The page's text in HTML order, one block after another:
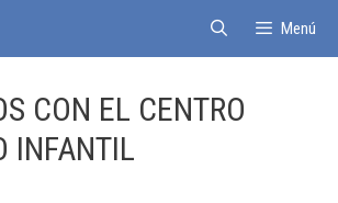
Menú
CON EL CENTRO
INFANTIL